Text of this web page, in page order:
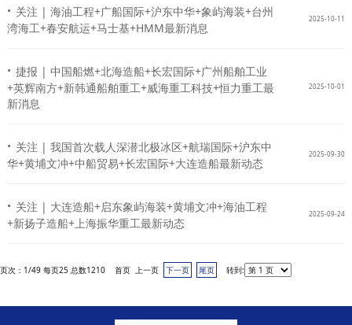
· 关注 | 海油工程+广船国际+沪东中华+象屿海装+台州
湾海工+春安航运+马士基+HMM最新消息
2025-10-11
· 捷报 | 中国船燃+北海造船+长宏国际+广州船舶工业
+英辉南方+新韩通船舶重工+威海重工科技+恒力重工最
新消息
2025-10-01
· 关注 | 我国首次载人深潜北极冰区+航瑞国际+沪东中
华+黄埔文冲+中船贸易+长宏国际+大连造船最新动态
2025-09-30
· 关注 | 大连造船+启东象屿海装+黄埔文冲+海油工程
+新扬子造船+上海振华重工最新动态
2025-09-24
页次：1/49 每页25 总数1210 首页 上一页 下一页 尾页 转到: